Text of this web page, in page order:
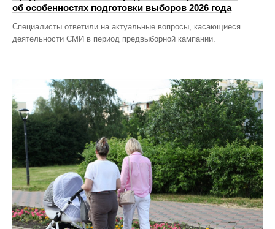
об особенностях подготовки выборов 2026 года
Специалисты ответили на актуальные вопросы, касающиеся
деятельности СМИ в период предвыборной кампании.